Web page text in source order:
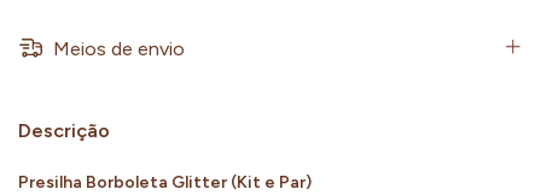
Meios de envio
Descrição
Presilha Borboleta Glitter (Kit e Par)